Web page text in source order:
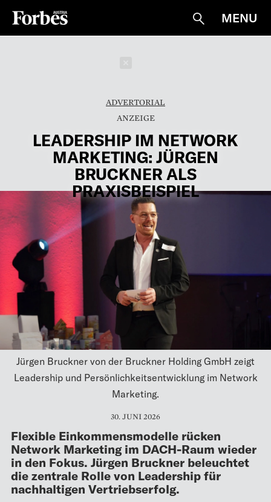
Suche
MENU
ADVERTORIAL
LEADERSHIP IM NETWORK
MARKETING: JÜRGEN
BRUCKNER ALS
PRAXISBEISPIEL
Jürgen Bruckner von der Bruckner Holding GmbH zeigt
Leadership und Persönlichkeitsentwicklung im Network
Marketing.
30. JUNI 2026
Flexible Einkommensmodelle rücken
Network Marketing im DACH-Raum wieder
in den Fokus. Jürgen Bruckner beleuchtet
die zentrale Rolle von Leadership für
nachhaltigen Vertriebserfolg.